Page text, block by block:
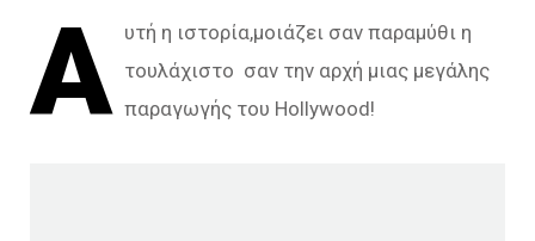
Α υτή η ιστορία,μοιάζει σαν παραμύθι η
τουλάχιστο σαν την αρχή μιας μεγάλης
παραγωγής του Hollywood!